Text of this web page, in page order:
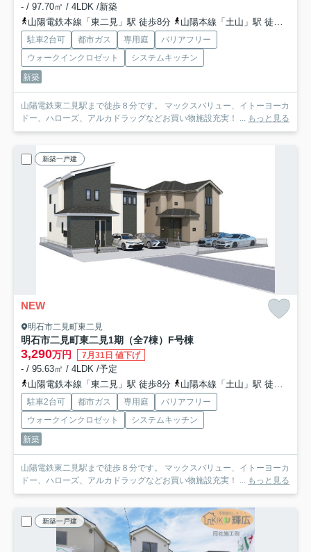
- / 97.70㎡ / 4LDK /新築
山陽電鉄本線「東二見」駅 徒歩8分
山陽本線「土山」駅 徒歩33分
駐車2台可 都市ガス 専用庭
バリアフリー
ウォークインクロゼット
システムキッチン
新築
山陽電鉄東二見駅まで徒歩８分です。 マックスバリュー、イトーヨーカ
ドー、ハローズ、アルカドラッグなどお買い物施設充実！ ... もっと見る
新築一戸建
NEW
明石市二見町東二見
明石市二見町東二見1期（全7棟）F号棟
3,290万円 7月31日 値下げ
- / 95.63㎡ / 4LDK /予定
山陽電鉄本線「東二見」駅 徒歩8分
山陽本線「土山」駅 徒歩33分
駐車2台可 都市ガス 専用庭
バリアフリー
ウォークインクロゼット
システムキッチン
新築
山陽電鉄東二見駅まで徒歩８分です。 マックスバリュー、イトーヨーカ
ドー、ハローズ、アルカドラッグなどお買い物施設充実！ ... もっと見る
新築一戸建